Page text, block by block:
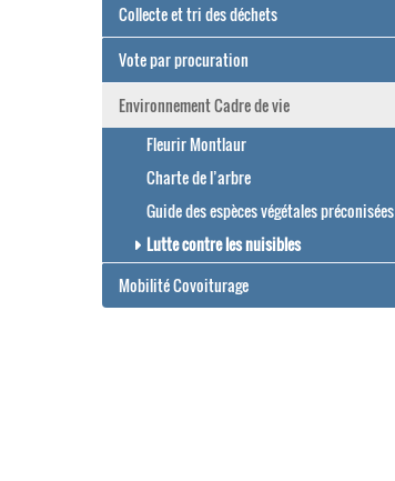
Collecte et tri des déchets
Vote par procuration
Environnement Cadre de vie
Fleurir Montlaur
Charte de l’arbre
Guide des espèces végétales préconisées
Lutte contre les nuisibles
Mobilité Covoiturage